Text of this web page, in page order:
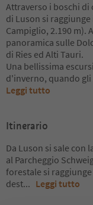
Attraverso i boschi di
di Luson si
Campiglio, 2.190 m).
panoramica sulle
di Ries ed Alti Tauri.
Una bellissima
d'inverno, quando
Leggi tutto
Itinerario
Da Luson si sale con
al Parcheggio
forestale si
dest... Leggi tutto